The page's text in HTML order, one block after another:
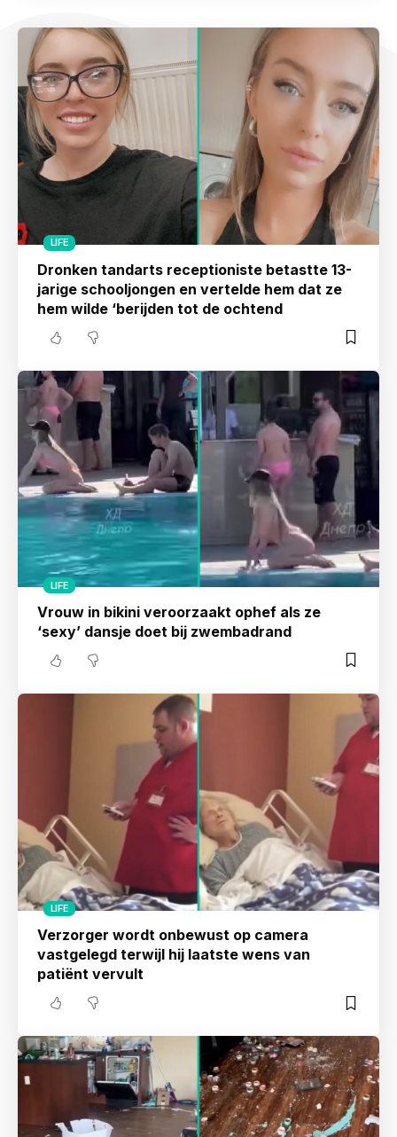
LIFE
Dronken tandarts receptioniste betastte 13-
jarige schooljongen en vertelde hem dat ze
hem wilde ‘berijden tot de ochtend
LIFE
Vrouw in bikini veroorzaakt ophef als ze
‘sexy’ dansje doet bij zwembadrand
LIFE
Verzorger wordt onbewust op camera
vastgelegd terwijl hij laatste wens van
patiënt vervult